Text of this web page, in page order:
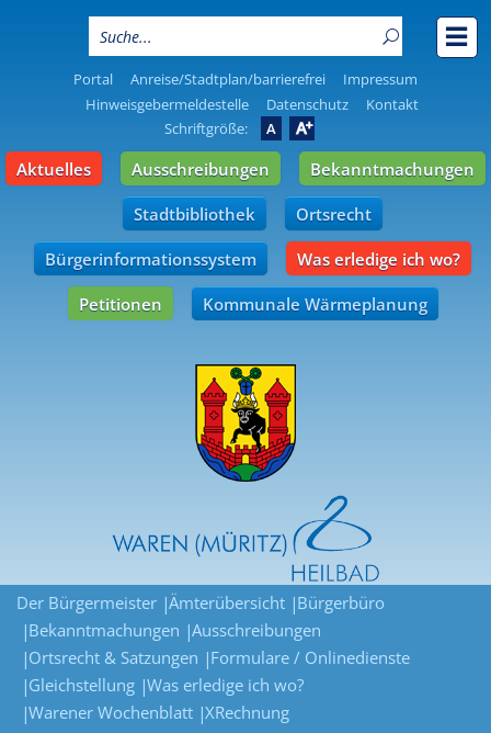
Portal Anreise/Stadtplan/barrierefrei
Impressum
Hinweisgebermeldestelle
Datenschutz
Kontakt
Schriftgröße:
A A
Aktuelles Ausschreibungen Bekanntmachungen
Stadtbibliothek Ortsrecht
Bürgerinformationssystem Was erledige ich wo?
Petitionen Kommunale Wärmeplanung
Der Bürgermeister Ämterübersicht Bürgerbüro
Bekanntmachungen Ausschreibungen
Ortsrecht & Satzungen
Formulare / Onlinedienste
Gleichstellung Was erledige ich wo?
Warener Wochenblatt XRechnung